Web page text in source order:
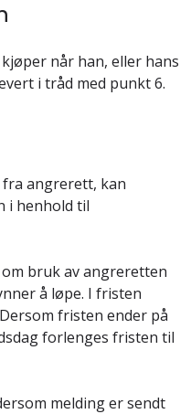
når han, eller hans
i tråd med punkt 6.
angrerett, kan
i henhold til
bruk av angreretten
å løpe. I fristen
fristen ender på
forlenges fristen til
melding er sendt